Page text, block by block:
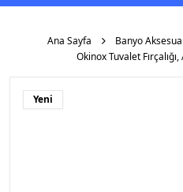
Ana Sayfa
Banyo
Okinox Tuvalet
Yeni